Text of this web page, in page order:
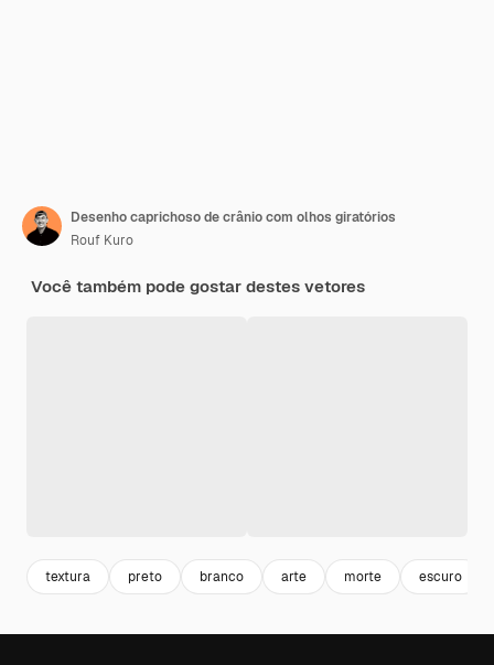
Desenho caprichoso de crânio com olhos giratórios
Rouf Kuro
Você também pode gostar destes vetores
textura preto branco arte morte escuro